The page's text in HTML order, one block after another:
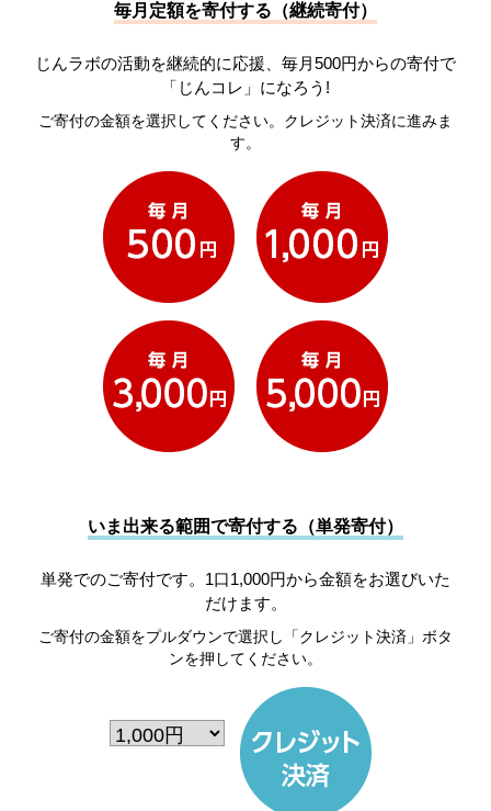
毎月定額を寄付する（継続寄付）
じんラボの活動を継続的に応援、毎月500円からの寄付で
「じんコレ」になろう!
ご寄付の金額を選択してください。クレジット決済に進みま
す。
いま出来る範囲で寄付する（単発寄付）
単発でのご寄付です。1口1,000円から金額をお選びいた
だけます。
ご寄付の金額をプルダウンで選択し「クレジット決済」ボタ
ンを押してください。